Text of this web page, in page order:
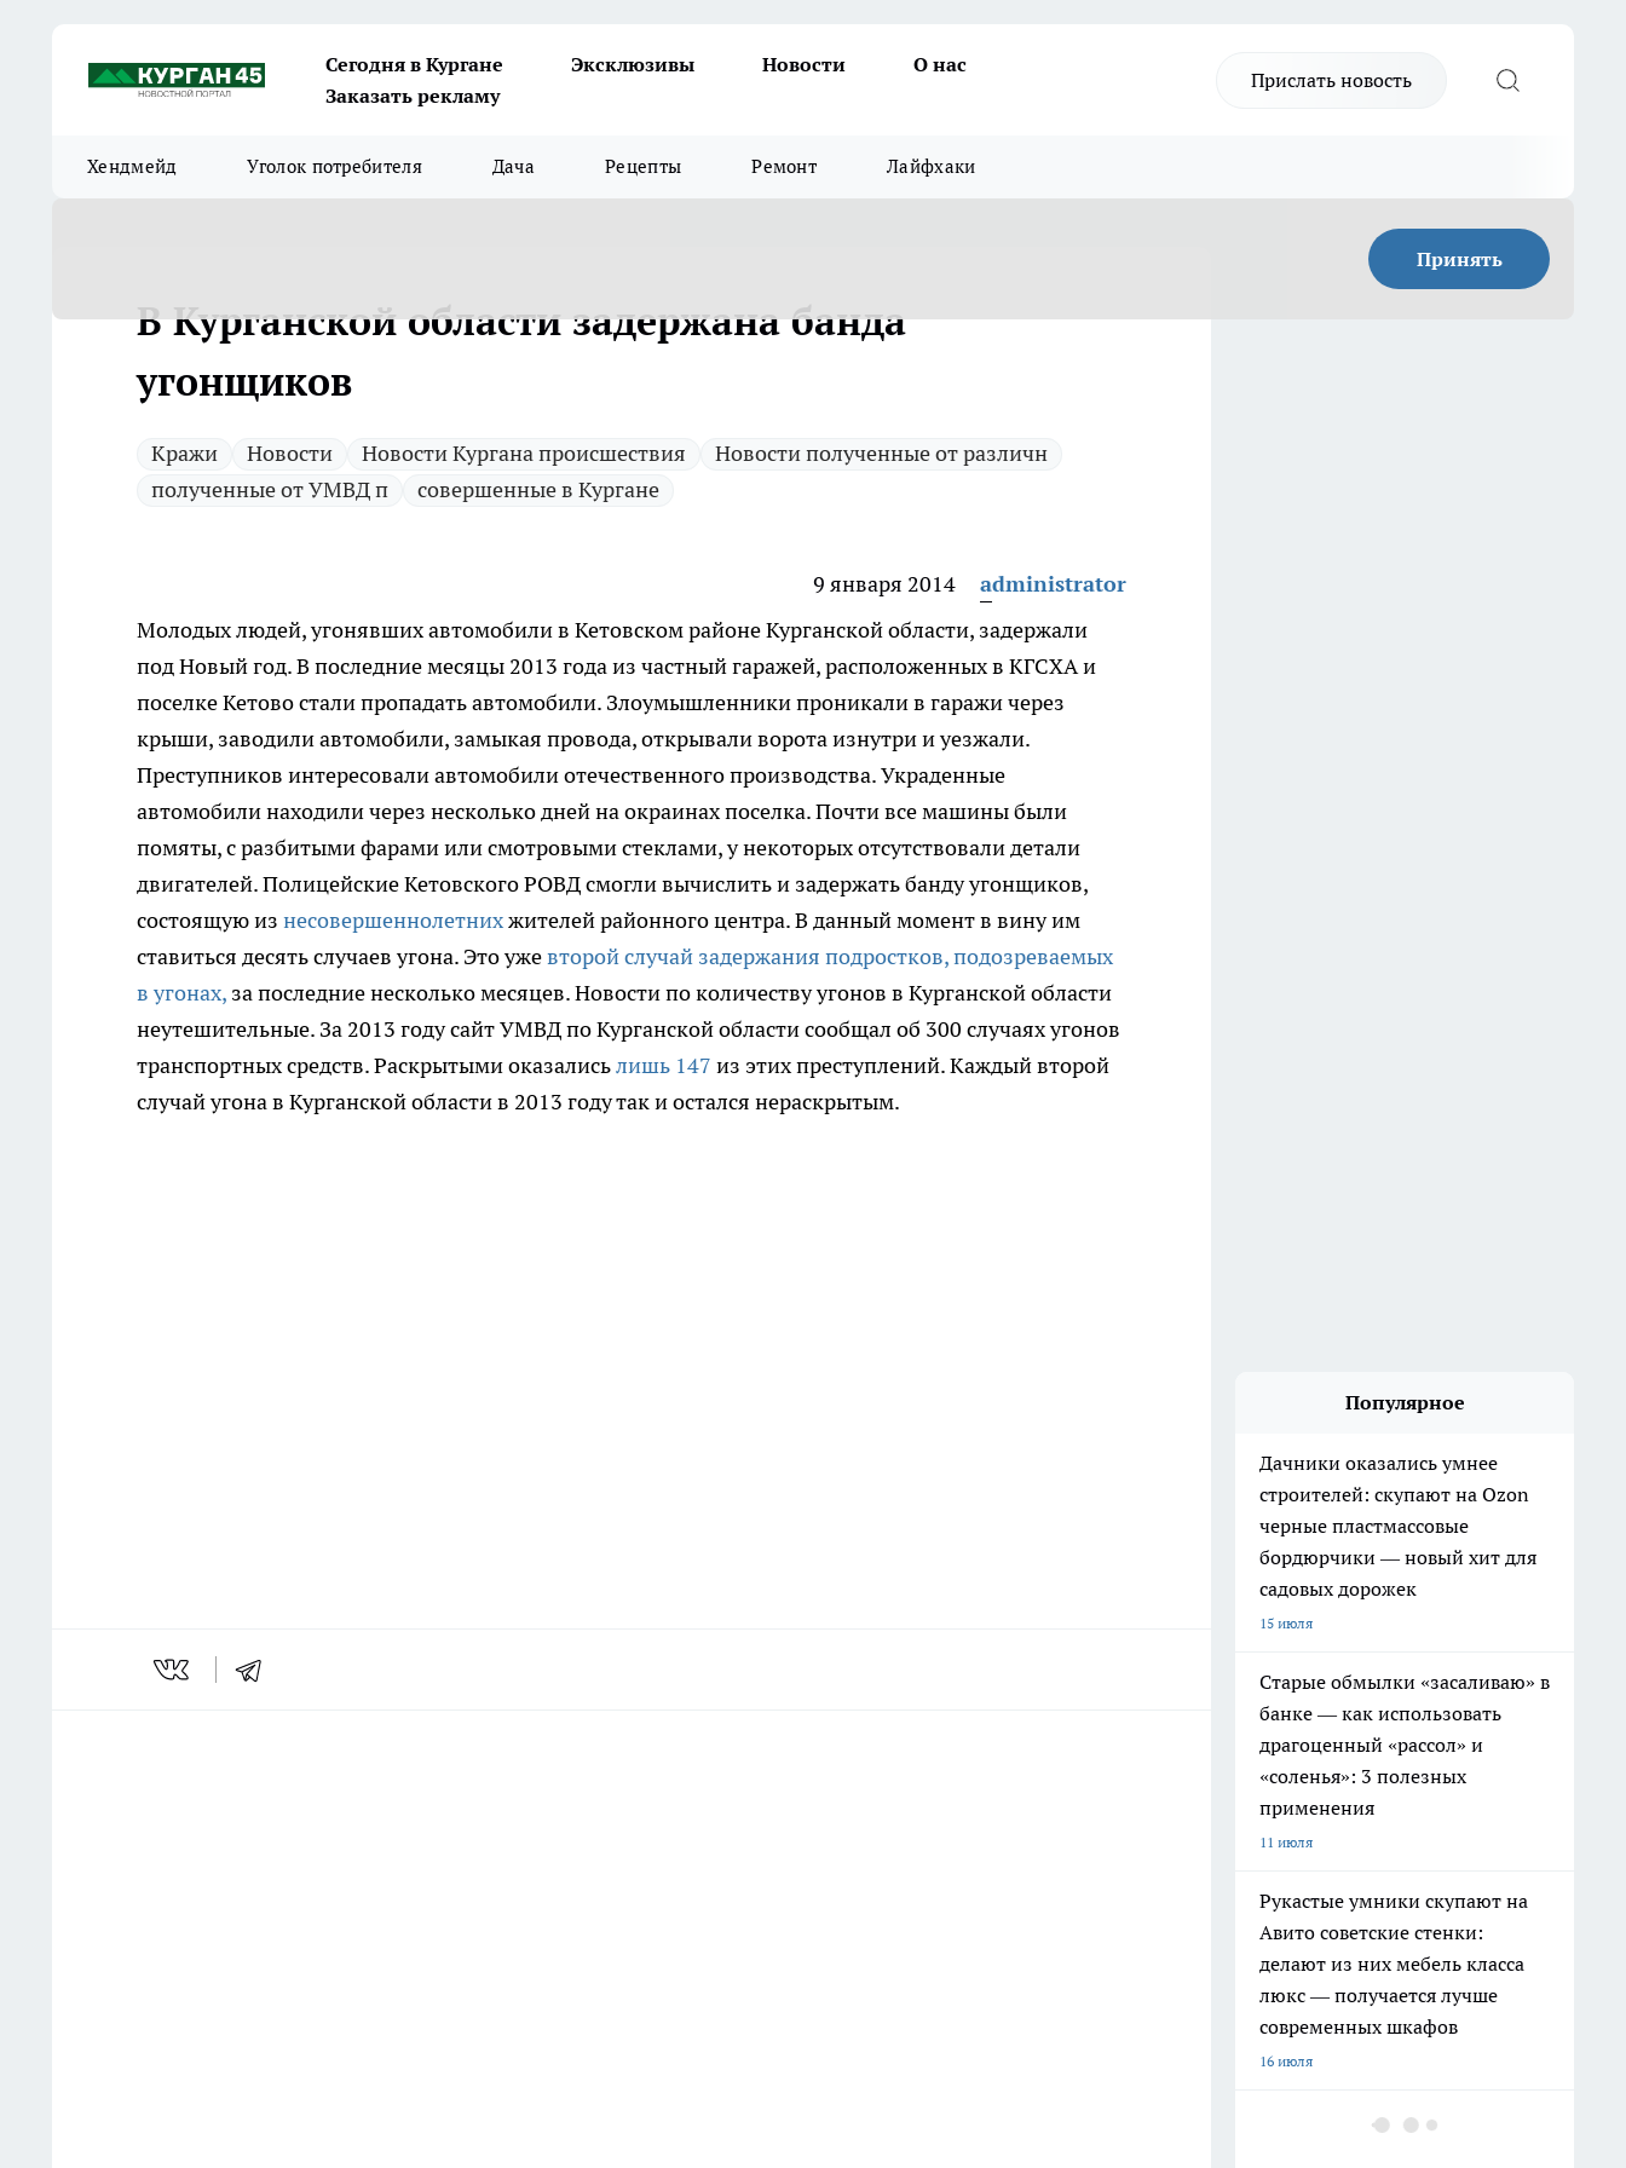
Сегодня в Кургане Эксклюзивы Новости
О нас
Заказать рекламу
Прислать новость
Хендмейд Уголок потребителя Дача Рецепты Ремонт Лайфхаки
Принять
В Курганской области задержана банда
угонщиков
Кражи Новости Новости Кургана происшествия
Новости полученные от различн
полученные от УМВД п
совершенные в Кургане
9 января 2014
administrator
Молодых людей, угонявших автомобили в Кетовском районе Курганской области, задержали
под Новый год.В последние месяцы 2013 года из частный гаражей, расположенных в КГСХА и
поселке Кетово стали пропадать автомобили. Злоумышленники проникали в гаражи через
крыши, заводили автомобили, замыкая провода, открывали ворота изнутри и уезжали.
Преступников интересовали автомобили отечественного производства. Украденные
автомобили находили через несколько дней на окраинах поселка. Почти все машины были
помяты, с разбитыми фарами или смотровыми стеклами, у некоторых отсутствовали детали
двигателей. Полицейские Кетовского РОВД смогли вычислить и задержать банду угонщиков,
состоящую из несовершеннолетнихжителей районного центра. В данный момент в вину им
ставиться десять случаев угона. Это ужевторой случай задержания подростков, подозреваемых
в угонах, за последние несколько месяцев. Новости по количеству угонов в Курганской области
неутешительные. За 2013 году сайт УМВД по Курганской области сообщал об 300 случаях угонов
транспортных средств. Раскрытыми оказалисьлишь 147 из этих преступлений. Каждый второй
случай угона в Курганской области в 2013 году так и остался нераскрытым.
Популярное
Дачники оказались умнее
строителей: скупают на Ozon
черные пластмассовые
бордюрчики — новый хит для
садовых дорожек
15 июля
Старые обмылки «засаливаю» в
банке — как использовать
драгоценный «рассол» и
«соленья»: 3 полезных
применения
11 июля
Рукастые умники скупают на
Авито советские стенки:
делают из них мебель класса
люкс — получается лучше
современных шкафов
16 июля
Дачники больше не